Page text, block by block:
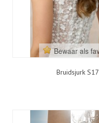
Bruidsjurk
Bewaar als